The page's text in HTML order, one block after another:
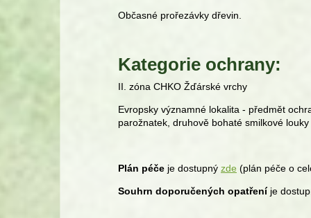
Občasné prořezávky dřevin.
Kategorie ochrany:
II. zóna CHKO Žďárské vrchy
Evropsky významné lokalita - předmět
parožnatek, druhově bohaté smilkové
Plán péče je dostupný zde (plán péče o
Souhrn doporučených opatřeníje